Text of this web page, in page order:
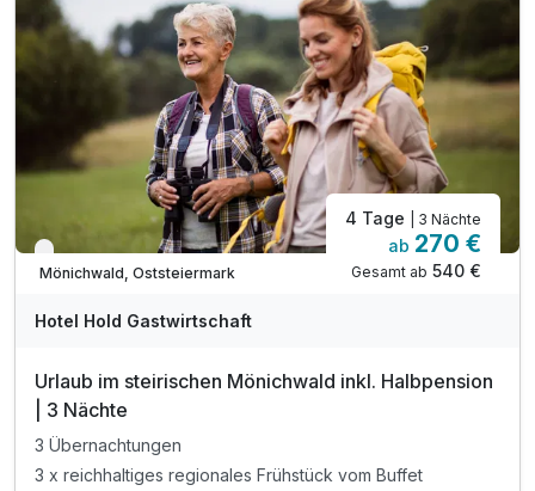
Verfügbar bis Januar
Mönichwald, Oststeiermark
4 Tage | 3 Nächte
ab 270 €
Gesamt ab 540 €
Hotel Hold Gastwirtschaft
Urlaub im steirischen Mönichwald inkl. Halbpension
| 3 Nächte
3 Übernachtungen
3 x reichhaltiges regionales Frühstück vom Buffet